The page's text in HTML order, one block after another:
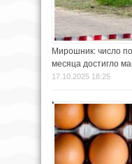
Мирошник: число
месяца достигло
17.10.2025 18:25